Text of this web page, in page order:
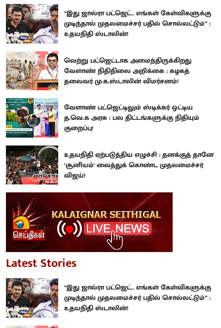
“இது ஜால்ரா பட்ஜெட்.. எங்கள் கேள்விகளுக்கு
முடிந்தால் முதலமைச்சர் பதில் சொல்லட்டும்” :
உதயநிதி ஸ்டாலின்!
வெற்று பட்ஜெட்டாக அமைந்திருக்கிறது
வேளாண் நிதிநிலை அறிக்கை : கழகத்
தலைவர் மு.க.ஸ்டாலின் விமர்சனம்!
வேளாண் பட்ஜெட்டிலும் ஸ்டிக்கர் ஒட்டிய
த.வெ.க அரசு : பல திட்டங்களுக்கு நிதியும்
குறைப்பு!
உதயநிதி ஏற்படுத்திய எழுச்சி : தனக்குத் தானே
‘சூனியம்' வைத்துக் கொண்ட முதலமைச்சர்
விஜய்!
Latest Stories
“இது ஜால்ரா பட்ஜெட்.. எங்கள் கேள்விகளுக்கு
முடிந்தால் முதலமைச்சர் பதில் சொல்லட்டும்” :
உதயநிதி ஸ்டாலின்!